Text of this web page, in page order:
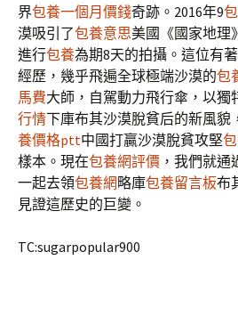
界包養一個月價錢奇跡。2016年9
漠吸引了包養意思美國《國家地理
進行包養為期8天的拍攝。這位有
經歷，幾乎飛遍全球極端沙漠的包
馬費大師，自駕動力飛行傘，以獨
行情下庫布其沙漠脫貧后的新風貌
養價格ptt中國打贏沙漠脫貧攻堅
樣本。現在包養網評價 ，我們就通
一起去領包養網略庫包養留言板布
見證這歷史的巨變。
TC:sugarpopular900